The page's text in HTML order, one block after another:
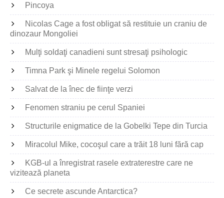
Pincoya
Nicolas Cage a fost obligat să restituie un craniu de
dinozaur Mongoliei
Mulţi soldaţi canadieni sunt stresaţi psihologic
Timna Park şi Minele regelui Solomon
Salvat de la înec de fiinţe verzi
Fenomen straniu pe cerul Spaniei
Structurile enigmatice de la Gobelki Tepe din Turcia
Miracolul Mike, cocoşul care a trăit 18 luni fără cap
KGB-ul a înregistrat rasele extraterestre care ne
vizitează planeta
Ce secrete ascunde Antarctica?